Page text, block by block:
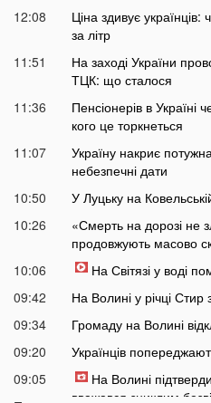
12:08
Ціна здивує
за літр
11:51
На заході України
ТЦК: що сталося
11:36
Пенсіонерів в Україні
кого це торкнеться
11:07
Україну накриє
небезпечні дати
10:50
У Луцьку на
10:26
«Смерть на дорозі не
продовжують масово
10:06
На Світязі у воді
09:42
На Волині у річці
09:34
Громаду на Волині
09:20
Українців
09:05
На Волині
вважався зниклим